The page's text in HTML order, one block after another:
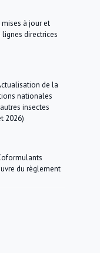
mises à jour et
directrices
de la
nationales
insectes
2026)
du règlement